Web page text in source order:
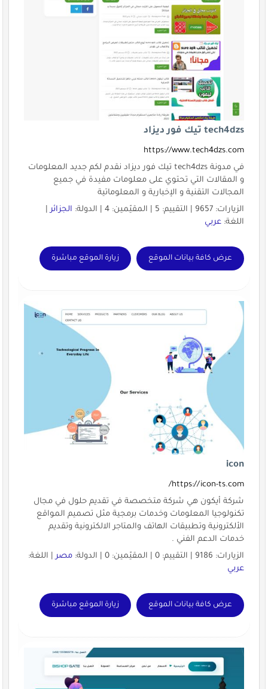
tech4dzs تيك فور ديزاد
https://www.tech4dzs.com
في مدونة tech4dzs تيك فور ديزاد نقدم لكم جديد المعلومات
و المقالات التي تحتوي على معلومات مفيدة في جميع
المجالات التقنية و الإخبارية و المعلوماتية
الزيارات: 9657 | التقييم: 5 | المقيّمين: 4 | الدولة:
الجزائر|
اللغة: عربي
عرض كافة بيانات الموقع زيارة الموقع مباشرة
icon
https://icon-ts.com/
شركة أيكون هي شركة متخصصة في تقديم حلول في مجال
تكنولوجيا المعلومات وخدمات برمجية مثل تصميم المواقع
الألكترونية وتطبيقات الهاتف والمتاجر الالكترونية وتقديم
خدمات الدعم الفني .
الزيارات: 9186 | التقييم: 0 | المقيّمين: 0 | الدولة:
مصر| اللغة:
عربي
عرض كافة بيانات الموقع زيارة الموقع مباشرة